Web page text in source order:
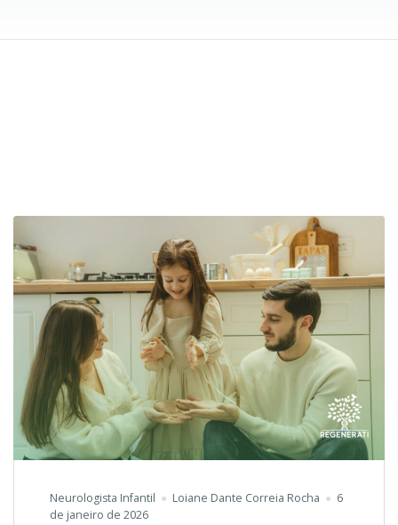
Neurologista Infantil Loiane Dante Correia Rocha
6
de janeiro de 2026